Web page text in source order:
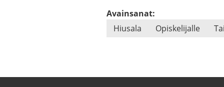
Avainsanat:
Hiusa­la
Opis­ke­li­jal­le